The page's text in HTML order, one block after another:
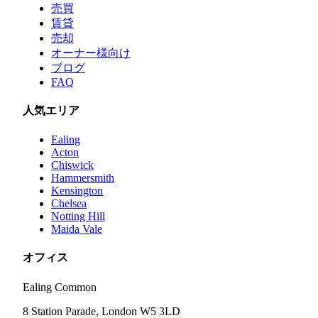
売買
賃貸
売却
オーナー様向け
ブログ
FAQ
人気エリア
Ealing
Acton
Chiswick
Hammersmith
Kensington
Chelsea
Notting Hill
Maida Vale
オフィス
Ealing Common
8 Station Parade, London W5 3LD